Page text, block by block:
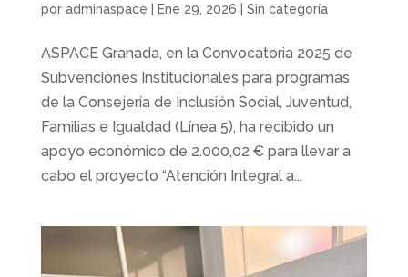
por adminaspace Ene 29, 2026 Sin categoría
ASPACE Granada, en la Convocatoria 2025 de
Subvenciones Institucionales para programas
de la Consejería de Inclusión Social, Juventud,
Familias e Igualdad (Línea 5), ha recibido un
apoyo económico de 2.000,02 € para llevar a
cabo el proyecto “Atención Integral a...